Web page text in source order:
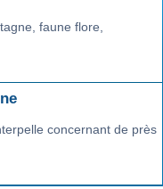
faune flore,
concernant de près